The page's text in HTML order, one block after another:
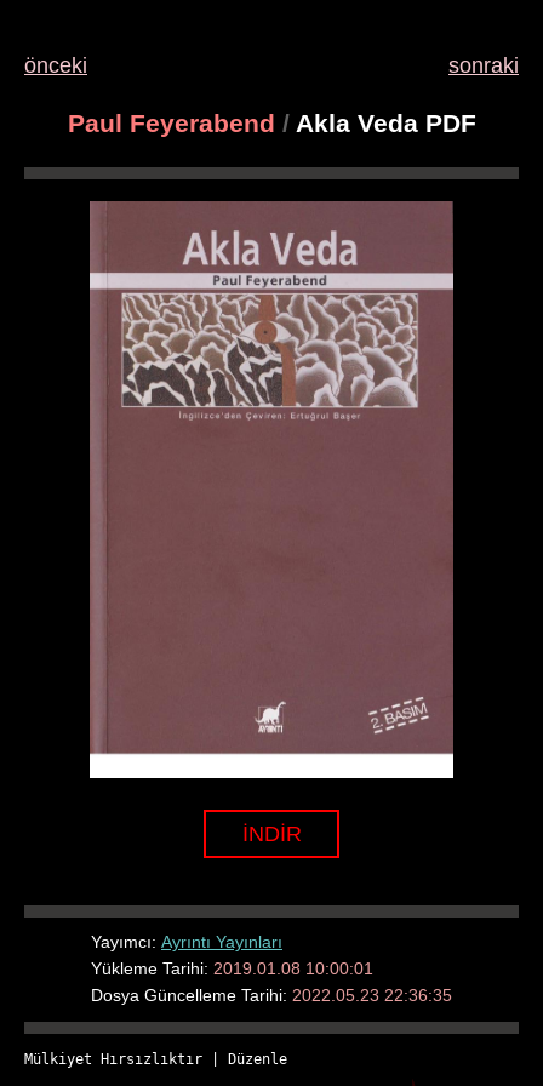
önceki sonraki
Paul Feyerabend /Akla Veda PDF
İNDİR
Yayımcı: Ayrıntı Yayınları
Yükleme Tarihi: 2019.01.08 10:00:01
Dosya Güncelleme Tarihi: 2022.05.23 22:36:35
Mülkiyet Hırsızlıktır Düzenle